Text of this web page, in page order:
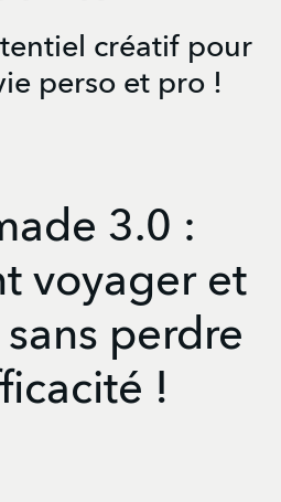
créatif pour
perso et pro !
3.0 :
voyager et
perdre
!